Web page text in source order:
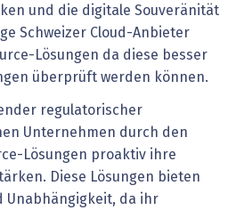
und die digitale Souveränität
Schweizer Cloud-Anbieter
Lösungen da diese besser
überprüft werden können.
regulatorischer
Unternehmen durch den
Lösungen proaktiv ihre
Diese Lösungen bieten
Unabhängigkeit, da ihr